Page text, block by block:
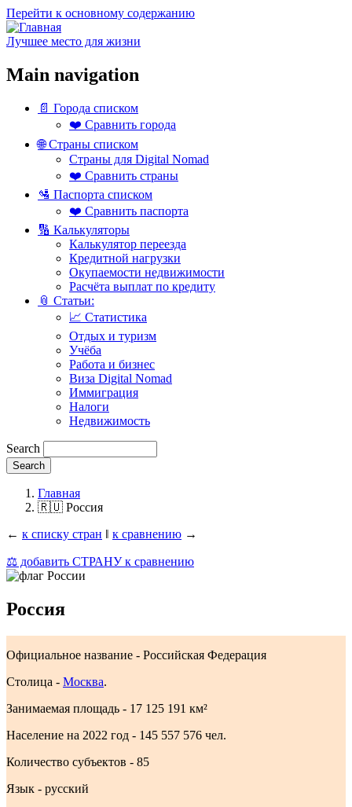
Перейти к основному содержанию
Лучшее место для жизни
Main navigation
📄 Города списком
❤️ Сравнить города
🌐 Страны списком
Страны для Digital Nomad
❤️ Сравнить страны
🛂 Паспорта списком
❤️ Сравнить паспорта
🔢 Калькуляторы
Калькулятор переезда
Кредитной нагрузки
Окупаемости недвижимости
Расчёта выплат по кредиту
📎 Статьи:
📈 Статистика
Отдых и туризм
Учёба
Работа и бизнес
Виза Digital Nomad
Иммиграция
Налоги
Недвижимость
Search
Главная
🇷🇺 Россия
← к списку стран ‖ к сравнению →
⚖️ добавить СТРАНУ к сравнению
Россия
Официальное название - Российская Федерация
Столица - Москва.
Занимаемая площадь - 17 125 191 км²
Население на 2022 год - 145 557 576 чел.
Количество субъектов - 85
Язык - русский